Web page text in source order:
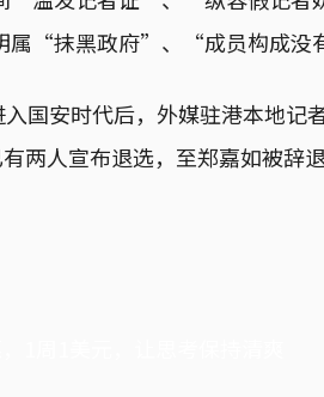
属“抹黑政府”、“成员构成没
国安时代后，外媒驻港本地记
两人宣布退选，至郑嘉如被辞